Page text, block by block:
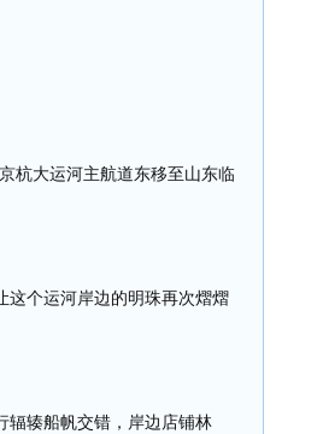
杭大运河主航道东移至山东临
这个运河岸边的明珠再次熠熠
辐辏船帆交错，岸边店铺林